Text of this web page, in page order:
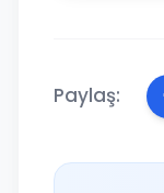
Paylaş: